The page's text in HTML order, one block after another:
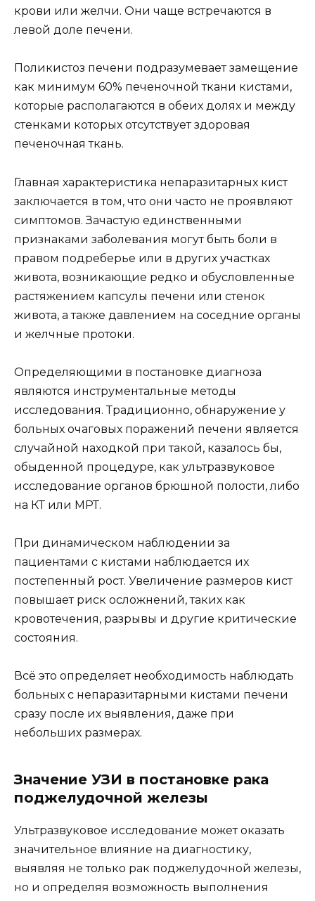
крови или желчи. Они чаще встречаются в
левой доле печени.
Поликистоз печени подразумевает замещение
как минимум 60% печеночной ткани кистами,
которые располагаются в обеих долях и между
стенками которых отсутствует здоровая
печеночная ткань.
Главная характеристика непаразитарных кист
заключается в том, что они часто не проявляют
симптомов. Зачастую единственными
признаками заболевания могут быть боли в
правом подреберье или в других участках
живота, возникающие редко и обусловленные
растяжением капсулы печени или стенок
живота, а также давлением на соседние органы
и желчные протоки.
Определяющими в постановке диагноза
являются инструментальные методы
исследования. Традиционно, обнаружение у
больных очаговых поражений печени является
случайной находкой при такой, казалось бы,
обыденной процедуре, как ультразвуковое
исследование органов брюшной полости, либо
на КТ или МРТ.
При динамическом наблюдении за
пациентами с кистами наблюдается их
постепенный рост. Увеличение размеров кист
повышает риск осложнений, таких как
кровотечения, разрывы и другие критические
состояния.
Всё это определяет необходимость наблюдать
больных с непаразитарными кистами печени
сразу после их выявления, даже при
небольших размерах.
Значение УЗИ в постановке рака
поджелудочной железы
Ультразвуковое исследование может оказать
значительное влияние на диагностику,
выявляя не только рак поджелудочной железы,
но и определяя возможность выполнения